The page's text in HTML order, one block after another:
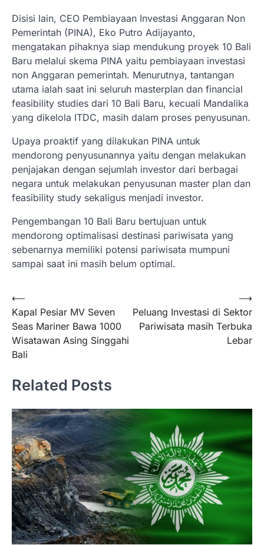
Disisi lain, CEO Pembiayaan Investasi Anggaran Non
Pemerintah (PINA), Eko Putro Adijayanto,
mengatakan pihaknya siap mendukung proyek 10 Bali
Baru melalui skema PINA yaitu pembiayaan investasi
non Anggaran pemerintah. Menurutnya, tantangan
utama ialah saat ini seluruh masterplan dan financial
feasibility studies dari 10 Bali Baru, kecuali Mandalika
yang dikelola ITDC, masih dalam proses penyusunan.
Upaya proaktif yang dilakukan PINA untuk
mendorong penyusunannya yaitu dengan melakukan
penjajakan dengan sejumlah investor dari berbagai
negara untuk melakukan penyusunan master plan dan
feasibility study sekaligus menjadi investor.
Pengembangan 10 Bali Baru bertujuan untuk
mendorong optimalisasi destinasi pariwisata yang
sebenarnya memiliki potensi pariwisata mumpuni
sampai saat ini masih belum optimal.
Navigasi
pos
⟵
Kapal Pesiar MV Seven
Seas Mariner Bawa 1000
Wisatawan Asing Singgahi
Bali
Peluang Investasi di Sektor
Pariwisata masih Terbuka
Lebar
⟶
Related Posts